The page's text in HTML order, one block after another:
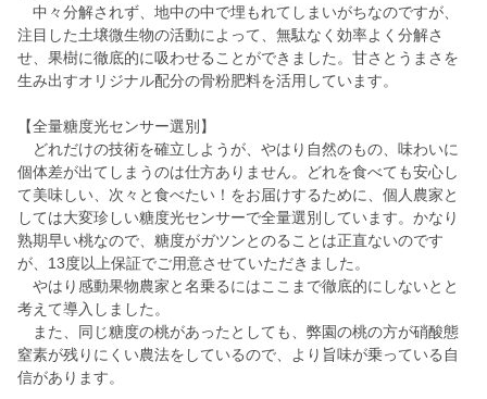
中々分解されず、地中の中で埋もれてしまいがちなのですが、
注目した土壌微生物の活動によって、無駄なく効率よく分解さ
せ、果樹に徹底的に吸わせることができました。甘さとうまさを
生み出すオリジナル配分の骨粉肥料を活用しています。
【全量糖度光センサー選別】
どれだけの技術を確立しようが、やはり自然のもの、味わいに
個体差が出てしまうのは仕方ありません。どれを食べても安心し
て美味しい、次々と食べたい！をお届けするために、個人農家と
しては大変珍しい糖度光センサーで全量選別しています。かなり
熟期早い桃なので、糖度がガツンとのることは正直ないのです
が、13度以上保証でご用意させていただきました。
やはり感動果物農家と名乗るにはここまで徹底的にしないとと
考えて導入しました。
また、同じ糖度の桃があったとしても、弊園の桃の方が硝酸態
窒素が残りにくい農法をしているので、より旨味が乗っている自
信があります。